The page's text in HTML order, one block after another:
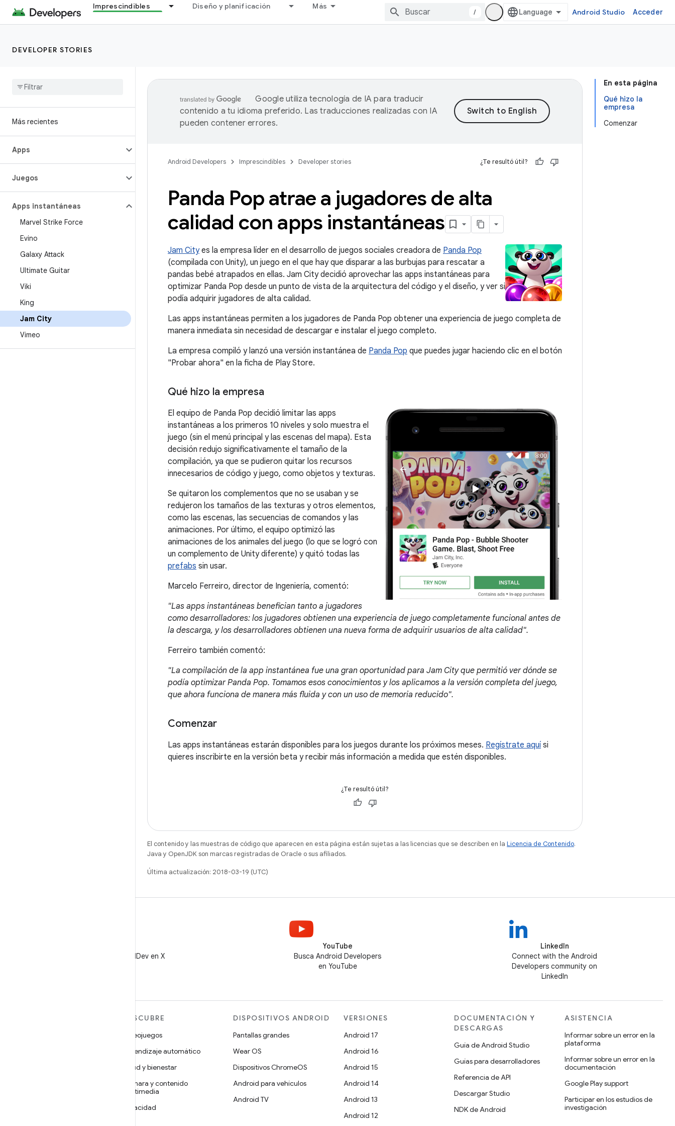
Imprescindibles Diseño y planificación Más
/ Android Studio Acceder
DEVELOPER STORIES
Más recientes
Apps
Juegos
Apps instantáneas
Marvel Strike Force
Evino
Galaxy Attack
Ultimate Guitar
Viki
King
Jam City
Vimeo
En esta página
Qué hizo la
empresa
Comenzar
Google utiliza tecnología de IA para traducir
contenido a tu idioma preferido. Las traducciones realizadas con IA
pueden contener errores.
Android Developers Imprescindibles Developer stories ¿Te resultó útil?
Panda Pop atrae a jugadores de alta
calidad con apps instantáneas
Jam Cityes la empresa líder en el desarrollo de juegos sociales creadora de Panda Pop
(compilada con Unity), un juego en el que hay que disparar a las burbujas para rescatar a
pandas bebé atrapados en ellas. Jam City decidió aprovechar las apps instantáneas para
optimizar Panda Pop desde un punto de vista de la arquitectura del código y el diseño, y ver si
podía adquirir jugadores de alta calidad.
Las apps instantáneas permiten a los jugadores de Panda Pop obtener una experiencia de juego completa de
manera inmediata sin necesidad de descargar e instalar el juego completo.
La empresa compiló y lanzó una versión instantánea de Panda Pop que puedes jugar haciendo clic en el botón
"Probar ahora" en la ficha de Play Store.
Qué hizo la empresa
El equipo de Panda Pop decidió limitar las apps
instantáneas a los primeros 10 niveles y solo muestra el
juego (sin el menú principal y las escenas del mapa). Esta
decisión redujo significativamente el tamaño de la
compilación, ya que se pudieron quitar los recursos
innecesarios de código y juego, como objetos y texturas.
Se quitaron los complementos que no se usaban y se
redujeron los tamaños de las texturas y otros elementos,
como las escenas, las secuencias de comandos y las
animaciones. Por último, el equipo optimizó las
animaciones de los animales del juego (lo que se logró con
un complemento de Unity diferente) y quitó todas las
prefabs sin usar.
Marcelo Ferreiro, director de Ingeniería, comentó:
"Las apps instantáneas benefician tanto a jugadores
como desarrolladores: los jugadores obtienen una experiencia de juego completamente funcional antes de
la descarga, y los desarrolladores obtienen una nueva forma de adquirir usuarios de alta calidad".
Ferreiro también comentó:
"La compilación de la app instantánea fue una gran oportunidad para Jam City que permitió ver dónde se
podía optimizar Panda Pop. Tomamos esos conocimientos y los aplicamos a la versión completa del juego,
que ahora funciona de manera más fluida y con un uso de memoria reducido".
Comenzar
Las apps instantáneas estarán disponibles para los juegos durante los próximos meses. Regístrate aquí si
quieres inscribirte en la versión beta y recibir más información a medida que estén disponibles.
¿Te resultó útil?
El contenido y las muestras de código que aparecen en esta página están sujetas a las licencias que se describen en la Licencia de Contenido.
Java y OpenJDK son marcas registradas de Oracle o sus afiliados.
Última actualización: 2018-03-19 (UTC)
Sigue a @AndroidDev en X
YouTube
Busca Android Developers
en YouTube
LinkedIn
Connect with the Android
Developers community on
LinkedIn
DESCUBRE
Videojuegos
Aprendizaje automático
Salud y bienestar
Cámara y contenido
multimedia
Privacidad
DISPOSITIVOS ANDROID
Pantallas grandes
Wear OS
Dispositivos ChromeOS
Android para vehículos
Android TV
VERSIONES
Android 17
Android 16
Android 15
Android 14
Android 13
Android 12
DOCUMENTACIÓN Y
DESCARGAS
Guía de Android Studio
Guías para desarrolladores
Referencia de API
Descargar Studio
NDK de Android
ASISTENCIA
Informar sobre un error en la
plataforma
Informar sobre un error en la
documentación
Google Play support
Participar en los estudios de
investigación